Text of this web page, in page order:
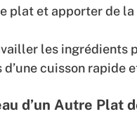
plat et apporter de
les ingrédients
cuisson rapide
d’un Autre Plat